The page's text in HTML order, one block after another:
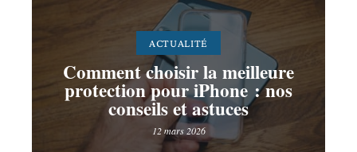
ACTUALITÉ
Comment choisir la meilleure
protection pour iPhone : nos
conseils et astuces
12 mars 2026